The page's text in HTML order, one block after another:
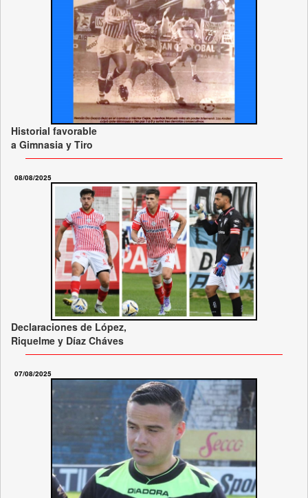
Historial favorable
a Gimnasia y Tiro
08/08/2025
Declaraciones de López,
Riquelme y Díaz Cháves
07/08/2025